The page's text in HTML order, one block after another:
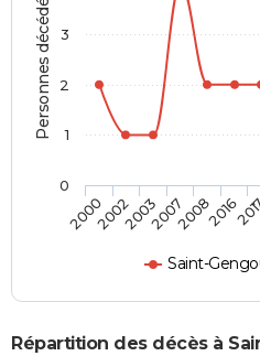
Personnes décédées
Saint-
200020022003200720082016
0
1
2
3
Répartition des décès à